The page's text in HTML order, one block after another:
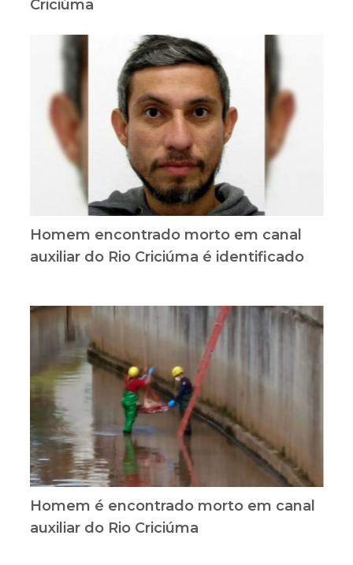
Criciúma
Homem encontrado morto em canal
auxiliar do Rio Criciúma é identificado
Homem é encontrado morto em canal
auxiliar do Rio Criciúma